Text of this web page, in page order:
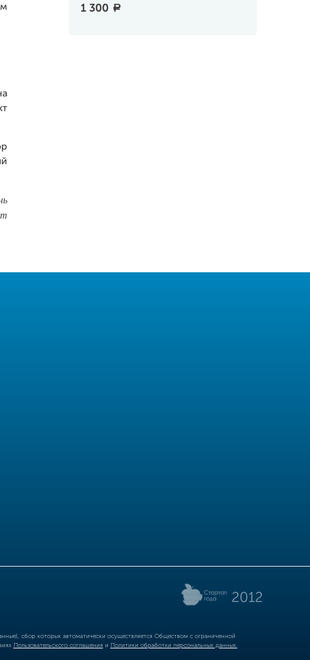
1 300 a
сбор которых автоматически осуществляется Обществом с ограниченной
Пользовательского соглашения и Политики обработки персональных данных.